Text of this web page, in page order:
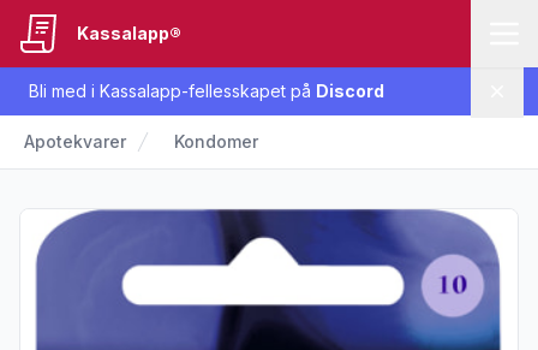
Bli med i Kassalapp-fellesskapet på Discord
Kassalapp®
Apotekvarer Kondomer